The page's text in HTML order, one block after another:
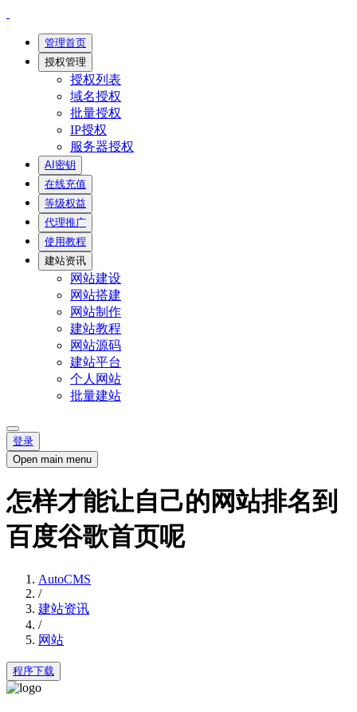
管理首页
授权管理
授权列表
域名授权
批量授权
IP授权
服务器授权
AI密钥
在线充值
等级权益
代理推广
使用教程
建站资讯
网站建设
网站搭建
网站制作
建站教程
网站源码
建站平台
个人网站
批量建站
登录
Open main menu
怎样才能让自己的网站排名到
百度谷歌首页呢
AutoCMS
/
建站资讯
/
网站
程序下载